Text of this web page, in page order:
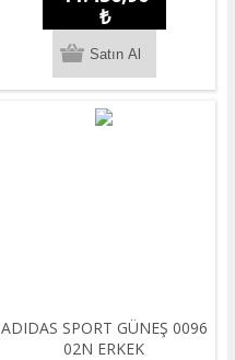
₺
ADIDAS SPORT GÜNEŞ 0096
02N ERKEK